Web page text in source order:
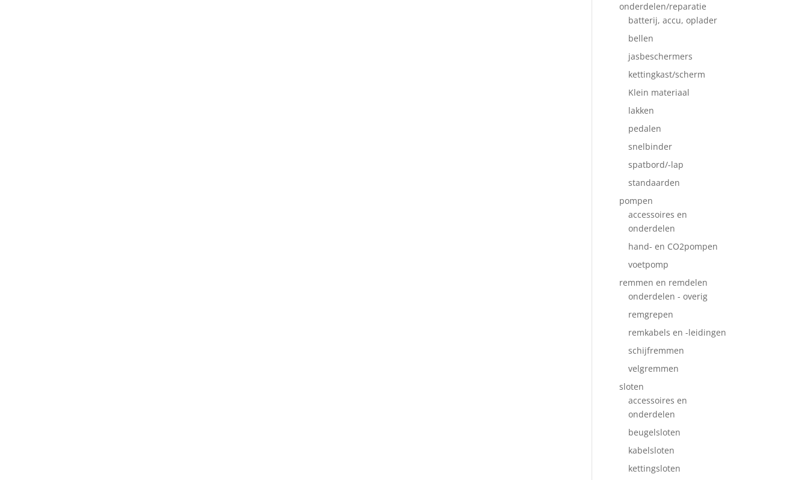
onderdelen/reparatie
batterij, accu, oplader
bellen
jasbeschermers
kettingkast/scherm
Klein materiaal
lakken
pedalen
snelbinder
spatbord/-lap
standaarden
pompen
accessoires en
onderdelen
hand- en CO2pompen
voetpomp
remmen en remdelen
onderdelen - overig
remgrepen
remkabels en -leidingen
schijfremmen
velgremmen
sloten
accessoires en
onderdelen
beugelsloten
kabelsloten
kettingsloten